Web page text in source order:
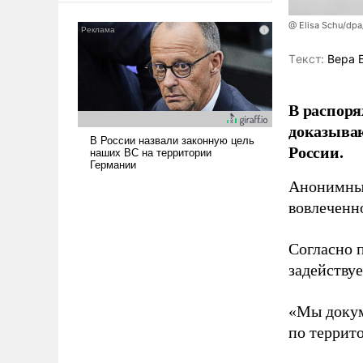
Сложившаяся ситуация
означает многолетний период
уязвимости США, например,
перед Китаем.
@ Elisa Schu/
Tекст: Вера
В
России.
Согласно
«Мы
по